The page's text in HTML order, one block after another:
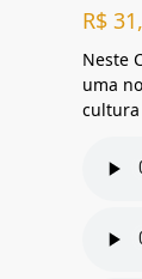
R$
Neste
uma
cultura